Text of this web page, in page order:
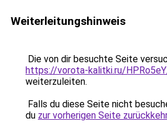
Weiterleitungshinweis
Die von dir besuchte Seite
https://vorota-kalitki.ru/
weiterzuleiten.
Falls du diese Seite nicht
du zur vorherigen Seite